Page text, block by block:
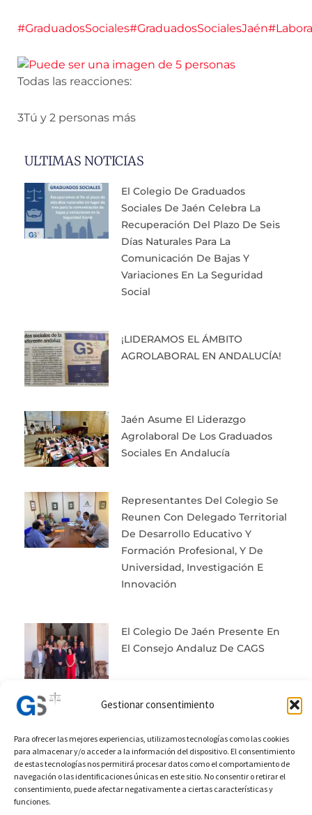
Gestionar consentimiento
Para ofrecer las mejores experiencias, utilizamos tecnologías como las cookies
para almacenar y/o acceder a la información del dispositivo. El consentimiento
de estas tecnologías nos permitirá procesar datos como el comportamiento de
navegación o las identificaciones únicas en este sitio. No consentir o retirar el
consentimiento, puede afectar negativamente a ciertas características y
funciones.
#GraduadosSociales#GraduadosSocialesJaén
Todas las reacciones:
3Tú y 2 personas más
ULTIMAS NOTICIAS
El Colegio De Graduados
Sociales De Jaén Celebra La
Recuperación Del Plazo De Seis
Días Naturales Para La
Comunicación De Bajas Y
Variaciones En La Seguridad
Social
¡LIDERAMOS EL ÁMBITO
AGROLABORAL EN ANDALUCÍA!
Jaén Asume El Liderazgo
Agrolaboral De Los Graduados
Sociales En Andalucía
Representantes Del Colegio Se
Reunen Con Delegado Territorial
De Desarrollo Educativo Y
Formación Profesional, Y De
Universidad, Investigación E
Innovación
El Colegio De Jaén Presente En
El Consejo Andaluz De CAGS
Prev
Anterior
Horario De Secretaria
Posterior
Junta General
Next